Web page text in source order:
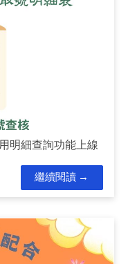
明細查詢功能上線
繼續閱讀